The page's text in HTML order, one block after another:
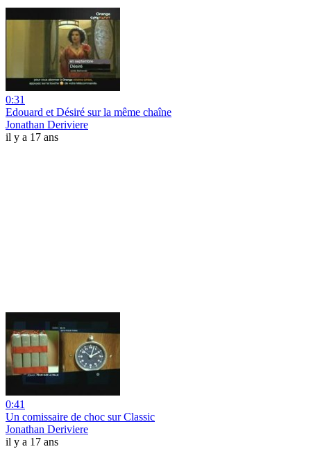
0:31
Edouard et Désiré sur la même chaîne
Jonathan Deriviere
il y a 17 ans
0:41
Un comissaire de choc sur Classic
Jonathan Deriviere
il y a 17 ans